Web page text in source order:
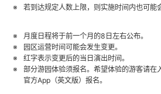
若到达规定人数上限，则实施时间内也可能
月度日程将于前一个月的8日左右公布。
园区运营时间可能会发生变更。
红字表示变更后的当日演出时间。
部分游园体验须报名。希望体验的游客请在
官方App（英文版）报名。